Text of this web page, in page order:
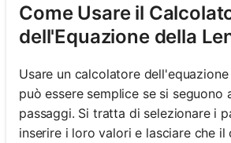
Come Usare il
dell'Equazione della
Usare un calcolatore
può essere semplice se si seguono
passaggi. Si tratta di selezionare i
inserire i loro valori e lasciare che il